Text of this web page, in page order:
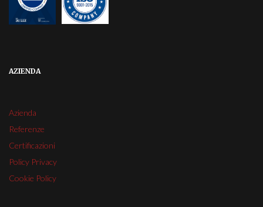
AZIENDA
Azienda
Referenze
Certificazioni
Policy Privacy
Cookie Policy